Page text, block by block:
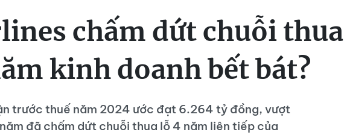
chấm dứt chuỗi thua
kinh doanh bết bát?
trước thuế năm 2024 ước đạt 6.264 tỷ đồng, vượt
đã chấm dứt chuỗi thua lỗ 4 năm liên tiếp của